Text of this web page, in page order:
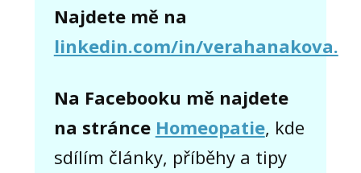
Najdete mě na
linkedin.com/in/verahanakova.
Na Facebooku mě najdete
na stránce Homeopatie, kde
sdílím články, příběhy a tipy